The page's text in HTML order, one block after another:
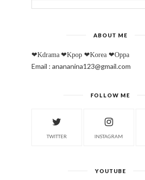
ABOUT ME
❤Kdrama ❤Kpop ❤Korea ❤Oppa
Email : anananina123@gmail.com
FOLLOW ME
TWITTER INSTAGRAM
YOUTUBE